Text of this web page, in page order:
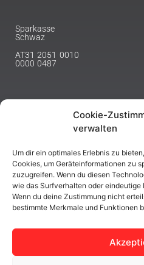
Cookie-
verwalten
Um dir ein optimales Erlebnis zu
Cookies, um Geräteinformationen zu
zuzugreifen. Wenn du diesen
wie das Surfverhalten oder eindeutige
Wenn du deine Zustimmung nicht
bestimmte Merkmale und Funktionen
Sparkasse
Schwaz
AT31 2051 0010
0000 0487